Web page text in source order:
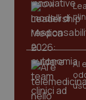
AI
tracking-
tracking-